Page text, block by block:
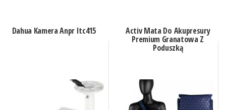
Dahua Kamera Anpr Itc415 Activ Mata Do Akupresury
Premium Granatowa Z
Poduszką